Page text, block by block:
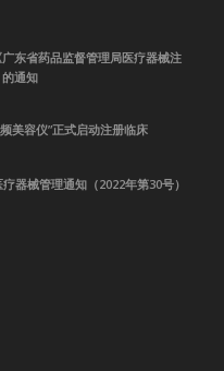
东省药品监督管理局医疗器械注
通知
美容仪”正式启动注册临床
器械管理通知（2022年第30号）